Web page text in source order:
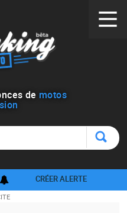
de motos
CRÉER ALERTE